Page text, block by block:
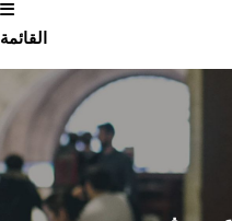
القائمة
القطاعـات